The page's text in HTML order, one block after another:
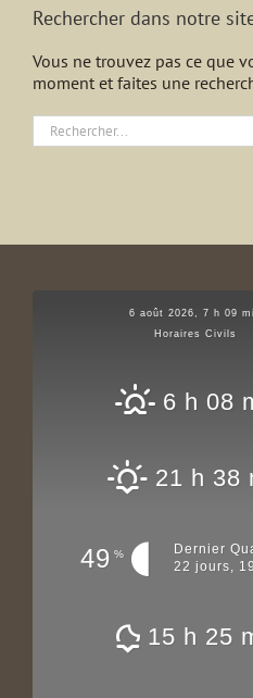
Rechercher dans notre
Vous ne trouvez pas ce que
moment et faites une
Rechercher:
6 août 2026, 7 h 09
Horaires Civils
6 h 08
21 h 38
49 %
Dernier
22 jours,
15 h 25